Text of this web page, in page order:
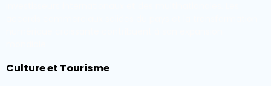
Culture et Tourisme